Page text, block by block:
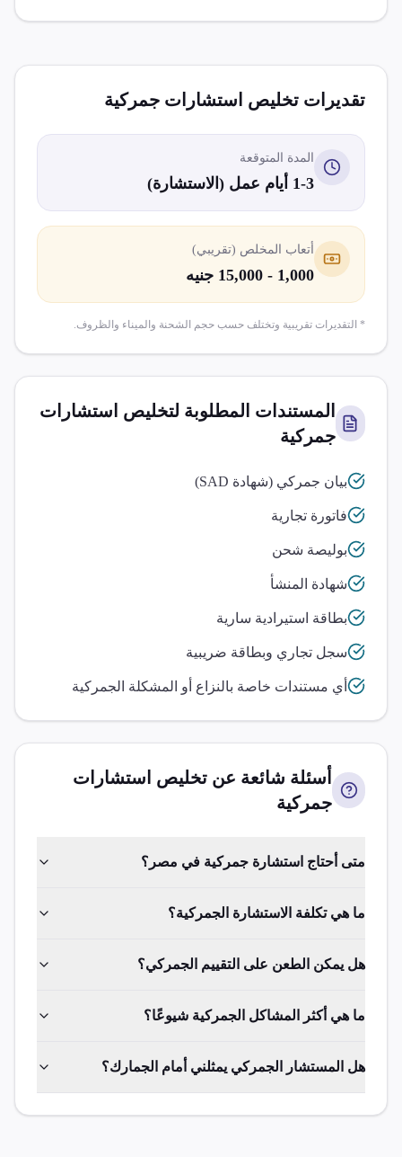
تقديرات تخليص استشارات جمركية
المدة المتوقعة
1-3 أيام عمل (الاستشارة)
أتعاب المخلص (تقريبي)
1,000 - 15,000 جنيه
* التقديرات تقريبية وتختلف حسب حجم الشحنة والميناء والظروف.
المستندات المطلوبة لتخليص استشارات
جمركية
بيان جمركي (شهادة SAD)
فاتورة تجارية
بوليصة شحن
شهادة المنشأ
بطاقة استيرادية سارية
سجل تجاري وبطاقة ضريبية
أي مستندات خاصة بالنزاع أو المشكلة الجمركية
أسئلة شائعة عن تخليص استشارات
جمركية
متى أحتاج استشارة جمركية في مصر؟
ما هي تكلفة الاستشارة الجمركية؟
هل يمكن الطعن على التقييم الجمركي؟
ما هي أكثر المشاكل الجمركية شيوعًا؟
هل المستشار الجمركي يمثلني أمام الجمارك؟